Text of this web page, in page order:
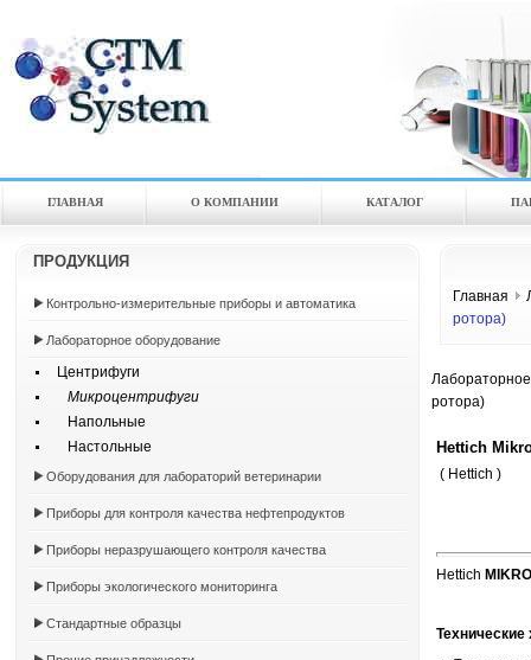
ГЛАВНАЯ О КОМПАНИИ КАТАЛOГ
ПРОДУКЦИЯ
Контрольно-измерительные приборы и автоматика
Лабораторное оборудование
Центрифуги
Микроцентрифуги
Напольные
Настольные
Оборудования для лабораторий ветеринарии
Приборы для контроля качества нефтепродуктов
Приборы неразрушающего контроля качества
Приборы экологического мониторинга
Стандартные образцы
Главная
ротора)
ротора)
Hettich
( Hettich )
Hettich
Технические